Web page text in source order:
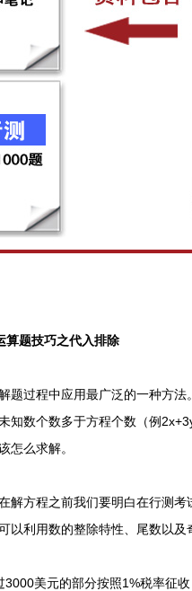
题技巧之代入排除
过程中应用最广泛的一种方法
数个数多于方程个数（例
怎么求解。
方程之前我们要明白在行测考
利用数的整除特性、尾数以及
美元的部分按照1%税率征